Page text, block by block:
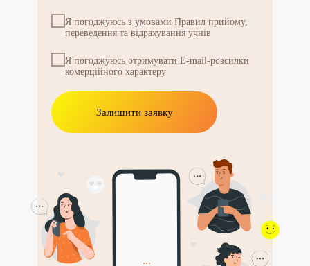
Я погоджуюсь з умовами Правил прийому,
переведення та відрахування учнів
Я погоджуюсь отримувати E-mail-розсилки
комерційного характеру
Залишити заявку